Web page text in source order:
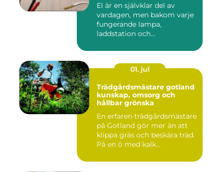
El är en självklar del av
vardagen, men bakom varje
fungerande lampa,
laddstation och
01. jul
Trädgårdsmästare gotland
kunskap, omsorg och
hållbar grönska
En erfaren trädgårdsmästare
på Gotland gör mer än att
klippa gräs och beskära träd.
På en ö med kalk...